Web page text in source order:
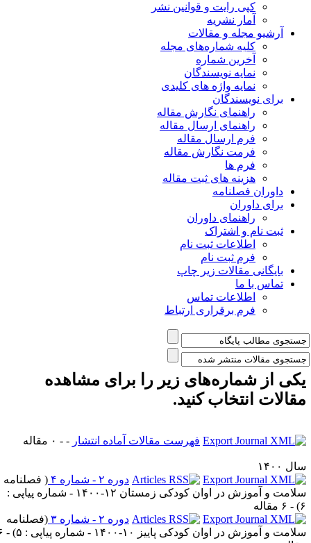
کپی رایت و قوانین نشر
آمار نشریه
آرشیو مجله و مقالات
کلیه شماره‌های مجله
آخرین شماره
نمایه نویسندگان
نمایه واژه های کلیدی
برای نویسندگان
راهنمای نگارش مقاله
راهنمای ارسال مقاله
فرم ارسال مقاله
فرمت نگارش مقاله
فرم ها
هزینه های ثبت مقاله
داوران فصلنامه
برای داوران
راهنمای داوران
ثبت نام و اشتراک
اطلاعات ثبت نام
فرم ثبت نام
بایگانی مقالات زیر چاپ
تماس با ما
اطلاعات تماس
فرم برقراری ارتباط
از شماره‌های زیر را برای مشاهده
انتخاب کنید.
فهرست مقالات آماده انتشار- - ۰ مقاله
۱۴۰۰
دوره ۲ - شماره ۴
(فصلنامه
سلامت و آموزش در اوان کودکی زمستان ۱۲-۱۴۰۰ - شماره پیاپی :
) - ۶ مقاله
دوره ۲ - شماره ۳
(فصلنامه
و آموزش در اوان کودکی پاییز ۱۰-۱۴۰۰ - شماره پیاپی : ۵
) - ۶